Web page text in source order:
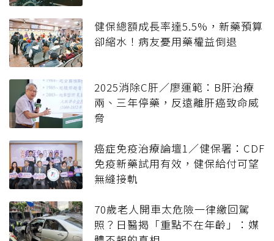
健保總額成長率達5.5%，新藥預算
卻縮水！病友憂用藥權益倒退
2025消除C肝／廖運範：B肝治療
兩、三年停藥，反遠離肝癌致命威
脅
癌症免疫治療論壇1／健保署：CDF
免疫新藥試用有效，健保給付可望
無縫接軌
70歲老人開車太危險一律繳回駕
照？日醫揭「重點不在年齡」：媒